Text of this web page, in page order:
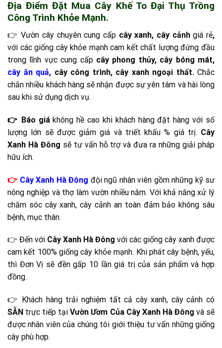
Địa Điểm Đặt Mua Cây Khế To Đại Thụ Trồng
Công Trình Khỏe Mạnh.
👉 Vườn cây chuyên cung cấp cây xanh, cây cảnhgiá rẻ,
với các giống cây khỏe mạnh cam kết chất lượng đứng đầu
trong lĩnh vực cung cấpcây phong thủy, cây bóng mát,
cây ăn quả, cây công trình, cây xanh ngoại thất.Chắc
chắn nhiều khách hàng sẽ nhận được sự yên tâm và hài lòng
sau khi sử dụng dịch vụ.
👉 Báo giá không hề cao khi khách hàng đặt hàng với số
lượng lớn sẽ được giảm giá và triết khấu % giá trị. Cây
Xanh Hà Đông sẽ tư vấn hỗ trợ và đưa ra những giải pháp
hữu ích.
👉 Cây Xanh Hà Đông đội ngũ nhân viên gồm những kỹ sư
nông nghiệp và thợ làm vườn nhiều năm. Với khả năng xử lý
chăm sóc cây xanh, cây cảnh an toàn đảm bảo không sâu
bệnh, mục thân.
👉 Đến với Cây Xanh Hà Đông với các giống cây xanh được
cam kết 100% giống cây khỏe mạnh. Khi phát cây bệnh, yếu,
thì Đơn Vị sẽ đền gấp 10 lần giá trị của sản phẩm và hợp
đồng.
👉 Khách hàng trải nghiệm tất cả cây xanh, cây cảnh có
SẴN trực tiếp tạiVườn Ươm Của Cây Xanh Hà Đông và sẽ
được nhân viên của chúng tôi giới thiệu tư vấn những giống
cây phù hợp.